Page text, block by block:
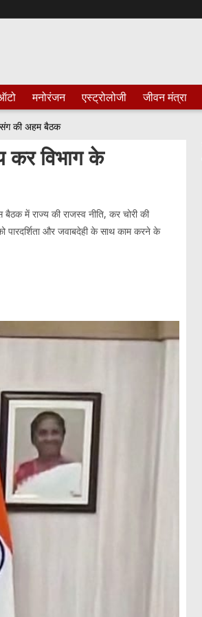
मनोरंजन एस्ट्रोलोजी जीवन मंत्रा
संग की अहम बैठक
कर विभाग के
में राज्य की राजस्व नीति, कर चोरी की
और जवाबदेही के साथ काम करने के